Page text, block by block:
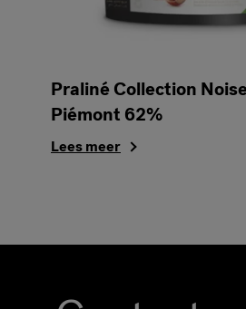
Praliné Collection
Piémont 62%
Lees meer